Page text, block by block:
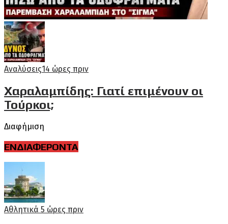
Αναλύσεις14 ώρες πριν
Χαραλαμπίδης: Γιατί επιμένουν οι
Τούρκοι;
Διαφήμιση
ΕΝΔΙΑΦΕΡΟΝΤΑ
Αθλητικά 5 ώρες πριν